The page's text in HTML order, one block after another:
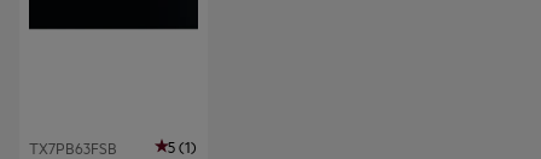
TX7PB63FSB 5 (1)